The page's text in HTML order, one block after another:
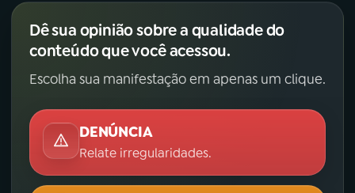
Dê sua opinião sobre a qualidade do
conteúdo que você acessou.
Escolha sua manifestação em apenas um clique.
DENÚNCIA
Relate irregularidades.